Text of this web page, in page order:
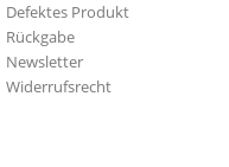
Defektes Produkt
Rückgabe
Newsletter
Widerrufsrecht